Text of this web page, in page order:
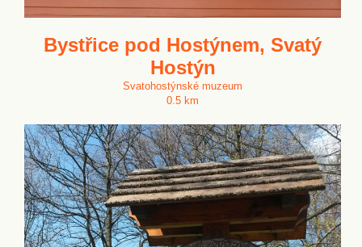
Bystřice pod Hostýnem, Svatý
Hostýn
Svatohostýnské muzeum
0.5 km